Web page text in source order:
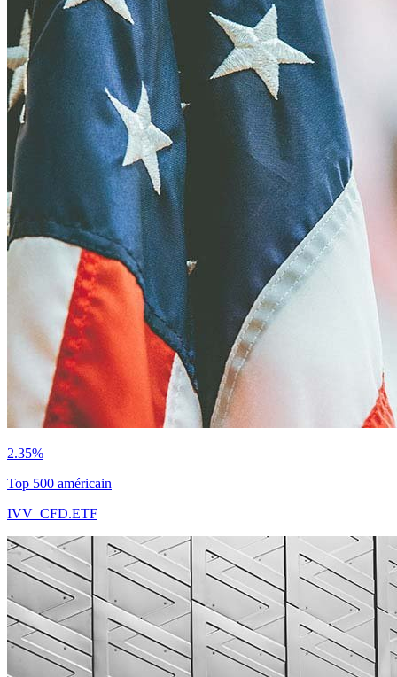
2.35%
Top 500 américain
IVV_CFD.ETF